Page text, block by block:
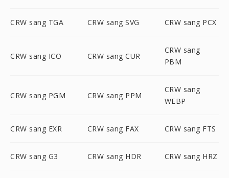
CRW sang TGA CRW sang SVG CRW sang PCX
CRW sang ICO CRW sang CUR
CRW sang
PBM
CRW sang PGM CRW sang PPM
CRW sang
WEBP
CRW sang EXR CRW sang FAX CRW sang FTS
CRW sang G3 CRW sang HDR CRW sang HRZ